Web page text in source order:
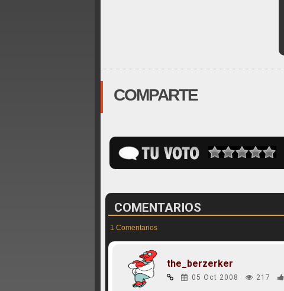
COMPARTE
COMENTARIOS
1 Comentarios
the_berzerker
05 Oct 2008 217